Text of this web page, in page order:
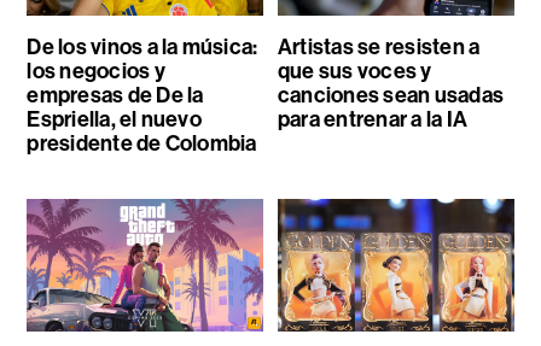
De los vinos a la música:
los negocios y
empresas de De la
Espriella, el nuevo
presidente de Colombia
Artistas se resisten a
que sus voces y
canciones sean usadas
para entrenar a la IA